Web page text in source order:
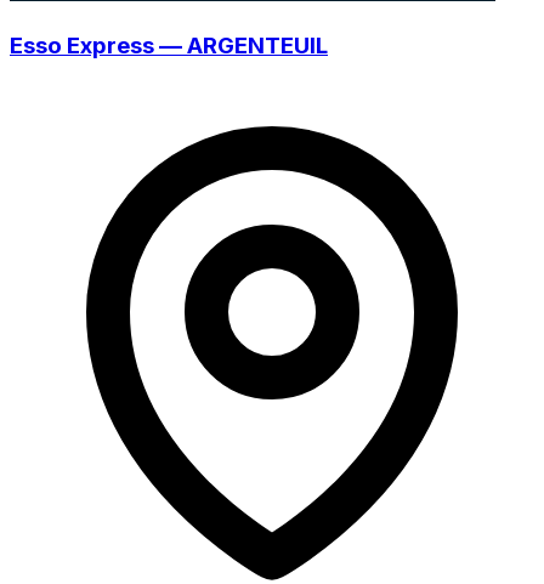
Esso Express — ARGENTEUIL